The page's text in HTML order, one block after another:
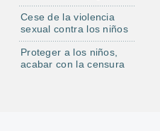
Cese de la violencia
sexual contra los niños
Proteger a los niños,
acabar con la censura